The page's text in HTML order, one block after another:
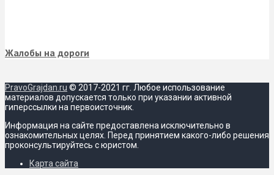
Жалобы на дороги
PravoGrajdan.ru © 2017-2021 гг. Любое использование
материалов допускается только при указании активной
гиперссылки на первоисточник.
Информация на сайте предоставлена исключительно в
ознакомительных целях. Перед принятием какого-либо решения
проконсультируйтесь с юристом.
Карта сайта